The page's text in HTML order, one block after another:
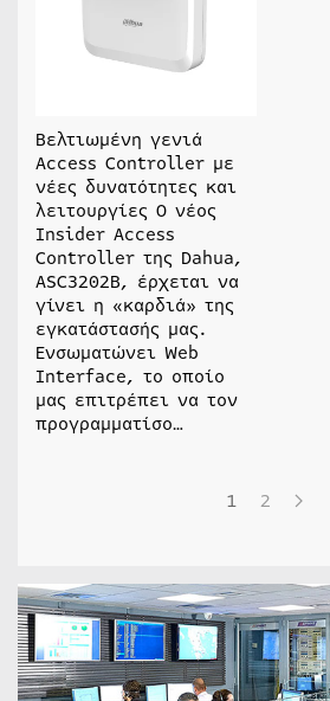
Βελτιωμένη γενιά
Access Controller με
νέες δυνατότητες και
λειτουργίες Ο νέος
Insider Access
Controller της Dahua,
ASC3202B, έρχεται να
γίνει η «καρδιά» της
εγκατάστασής μας.
Ενσωματώνει Web
Interface, το οποίο
μας επιτρέπει να τον
προγραμματίσο…
1 2